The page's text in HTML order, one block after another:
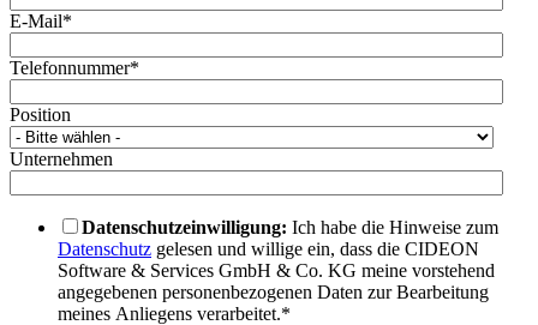
E-Mail*
Telefonnummer*
Position
Unternehmen
Datenschutzeinwilligung: Ich habe die Hinweise zum
Datenschutz gelesen und willige ein, dass die CIDEON
Software & Services GmbH & Co. KG meine vorstehend
angegebenen personenbezogenen Daten zur Bearbeitung
meines Anliegens verarbeitet.*